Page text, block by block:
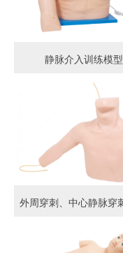
静脉介入训练模型